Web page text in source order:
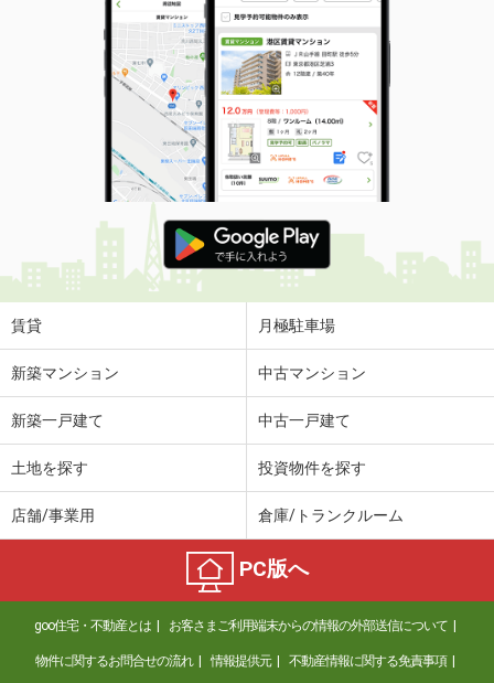
賃貸 月極駐車場
新築マンション 中古マンション
新築一戸建て 中古一戸建て
土地を探す 投資物件を探す
店舗/事業用 倉庫/トランクルーム
PC版へ
goo住宅・不動産とは お客さまご利用端末からの情報の外部送信について
物件に関するお問合せの流れ 情報提供元 不動産情報に関する免責事項